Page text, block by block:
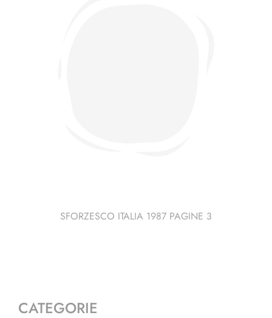
SFORZESCO ITALIA 1987 PAGINE 3
CATEGORIE